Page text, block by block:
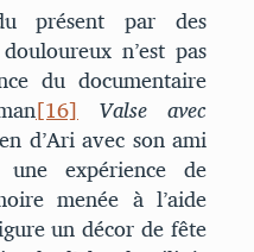
présent par des
n’est pas
du documentaire
[16] Valse avec
d’Ari avec son ami
expérience de
menée à l’aide
un décor de fête